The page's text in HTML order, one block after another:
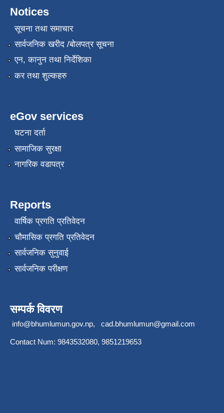
Notices
सूचना तथा समाचार
सार्वजनिक खरीद /बोलपत्र सूचना
एन, कानुन तथा निर्देशिका
कर तथा शुल्कहरु
eGov services
घटना दर्ता
सामाजिक सुरक्षा
नागरिक वडापत्र
Reports
वार्षिक प्रगति प्रतिवेदन
चौमासिक प्रगति प्रतिवेदन
सार्वजनिक सुनुवाई
सार्वजनिक परीक्षण
सम्पर्क विवरण
info@bhumlumun.gov.np, cad.bhumlumun@gmail.com
Contact Num: 9843532080, 9851219653